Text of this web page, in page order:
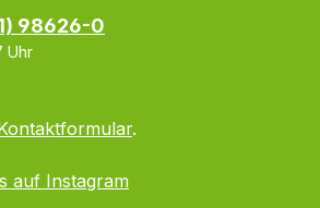
98626-0
Uhr
.
auf Instagram